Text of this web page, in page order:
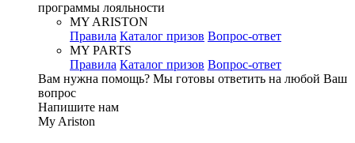
программы лояльности
MY ARISTON
Правила Каталог призов Вопрос-ответ
MY PARTS
Правила Каталог призов Вопрос-ответ
Вам нужна помощь? Мы готовы ответить на любой Ваш
вопрос
Напишите нам
My Ariston